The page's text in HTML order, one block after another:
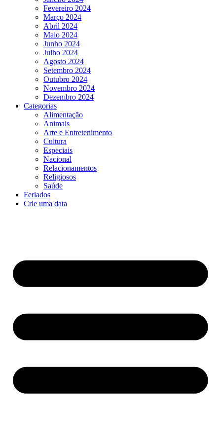
Fevereiro 2024
Março 2024
Abril 2024
Maio 2024
Junho 2024
Julho 2024
Agosto 2024
Setembro 2024
Outubro 2024
Novembro 2024
Dezembro 2024
Categorias
Alimentação
Animais
Arte e Entretenimento
Cultura
Especiais
Nacional
Relacionamentos
Religiosos
Saúde
Feriados
Crie uma data